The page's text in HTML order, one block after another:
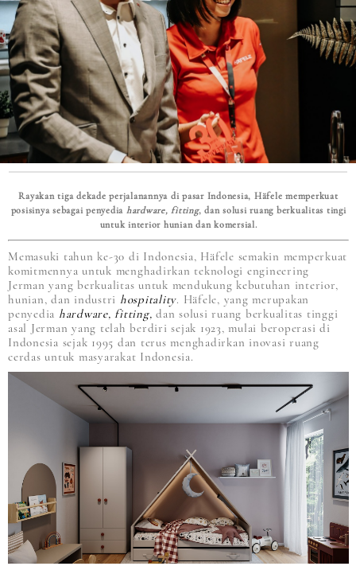
Rayakan tiga dekade perjalanannya di pasar Indonesia, Häfele memperkuat
posisinya sebagai penyedia hardware, fitting, dan solusi ruang berkualitas tingi
untuk interior hunian dan komersial.
Memasuki tahun ke-30 di Indonesia, Häfele semakin memperkuat
komitmennya untuk menghadirkan teknologi engineering
Jerman yang berkualitas untuk mendukung kebutuhan interior,
hunian, dan industri hospitality. Häfele, yang merupakan
penyedia hardware, fitting, dan solusi ruang berkualitas tinggi
asal Jerman yang telah berdiri sejak 1923, mulai beroperasi di
Indonesia sejak 1995 dan terus menghadirkan inovasi ruang
cerdas untuk masyarakat Indonesia.